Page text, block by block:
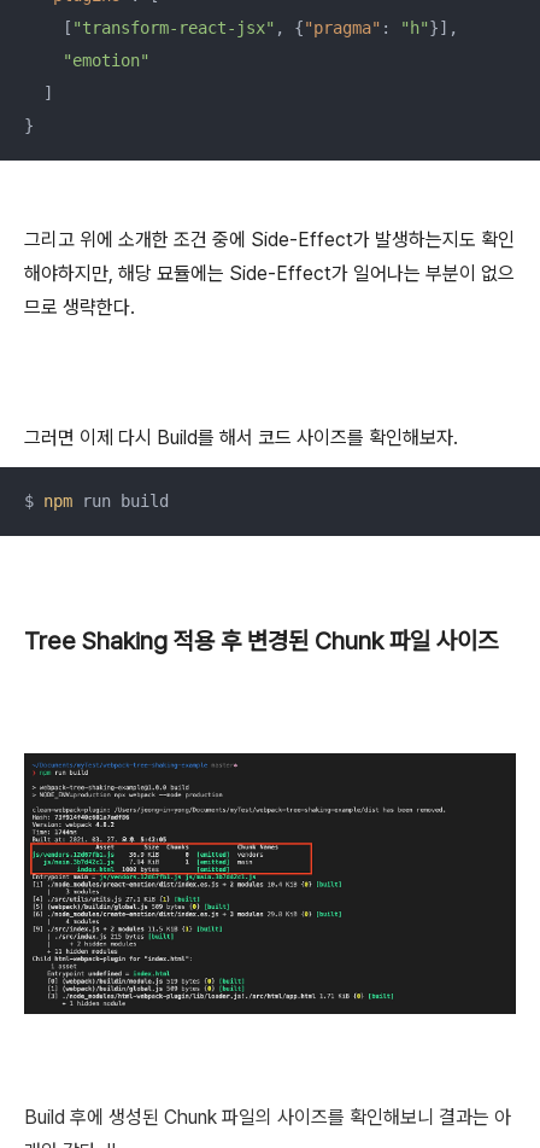
    [
"transform-react-jsx" , {"pragma" : "h"}],
"emotion"
  ]
그리고 위에 소개한 조건 중에 Side-Effect가 발생하는지도 확인
해야하지만, 해당 묘듈에는 Side-Effect가 일어나는 부분이 없으
므로 생략한다.
그러면 이제 다시 Build를 해서 코드 사이즈를 확인해보자.
$ npm run build
Tree Shaking 적용 후 변경된 Chunk 파일 사이즈
Build 후에 생성된 Chunk 파일의 사이즈를 확인해보니 결과는 아